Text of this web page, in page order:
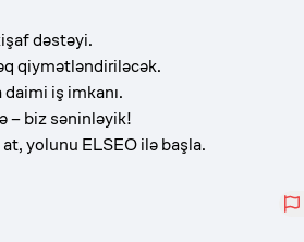
dəstəyi.
qiymətləndiriləcək.
iş imkanı.
– biz səninləyik!
at, yolunu ELSEO ilə başla.